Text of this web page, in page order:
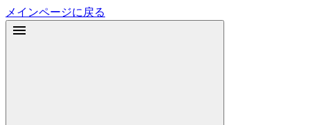
メインページに戻る